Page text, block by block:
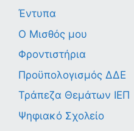
Έντυπα
Ο Μισθός μου
Φροντιστήρια
Προϋπολογισμός ΔΔΕ
Τράπεζα Θεμάτων ΙΕΠ
Ψηφιακό Σχολείο